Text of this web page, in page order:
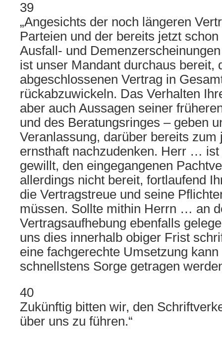
39
„Angesichts der noch längeren
Parteien und der bereits jetzt
Ausfall- und
ist unser Mandant durchaus bereit,
abgeschlossenen Vertrag in
rückabzuwickeln. Das Verhalten
aber auch Aussagen seiner
und des Beratungsringes – geben
Veranlassung, darüber bereits zum
ernsthaft nachzudenken. Herr …
gewillt, den eingegangenen
allerdings nicht bereit, fortlaufend
die Vertragstreue und seine
müssen. Sollte mithin Herrn … an
Vertragsaufhebung ebenfalls
uns dies innerhalb obiger Frist
eine fachgerechte Umsetzung
schnellstens Sorge getragen
40
Zukünftig bitten wir, den
über uns zu führen.“